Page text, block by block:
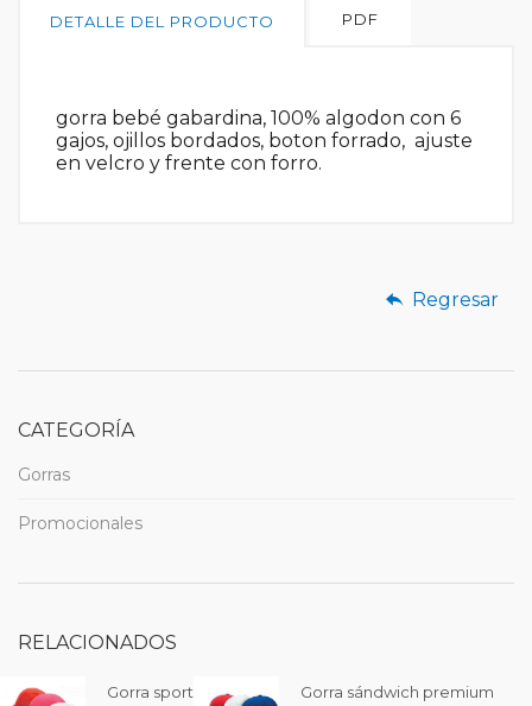
DETALLE DEL PRODUCTO PDF
gorra bebé gabardina, 100% algodon con 6
gajos, ojillos bordados, boton forrado, ajuste
en velcro y frente con forro.
Regresar
CATEGORÍA
Gorras
Promocionales
RELACIONADOS
Gorra sport Gorra sándwich premium